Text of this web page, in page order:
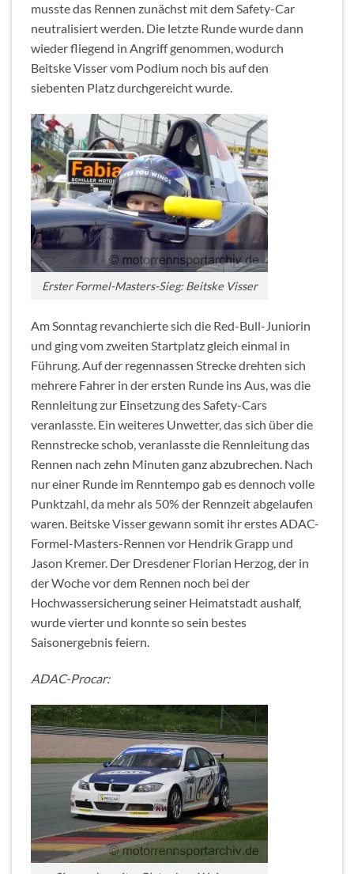
musste das Rennen zunächst mit dem Safety-Car
neutralisiert werden. Die letzte Runde wurde dann
wieder fliegend in Angriff genommen, wodurch
Beitske Visser vom Podium noch bis auf den
siebenten Platz durchgereicht wurde.
Erster Formel-Masters-Sieg: Beitske Visser
Am Sonntag revanchierte sich die Red-Bull-Juniorin
und ging vom zweiten Startplatz gleich einmal in
Führung. Auf der regennassen Strecke drehten sich
mehrere Fahrer in der ersten Runde ins Aus, was die
Rennleitung zur Einsetzung des Safety-Cars
veranlasste. Ein weiteres Unwetter, das sich über die
Rennstrecke schob, veranlasste die Rennleitung das
Rennen nach zehn Minuten ganz abzubrechen. Nach
nur einer Runde im Renntempo gab es dennoch volle
Punktzahl, da mehr als 50% der Rennzeit abgelaufen
waren. Beitske Visser gewann somit ihr erstes ADAC-
Formel-Masters-Rennen vor Hendrik Grapp und
Jason Kremer. Der Dresdener Florian Herzog, der in
der Woche vor dem Rennen noch bei der
Hochwassersicherung seiner Heimatstadt aushalf,
wurde vierter und konnte so sein bestes
Saisonergebnis feiern.
ADAC-Procar: